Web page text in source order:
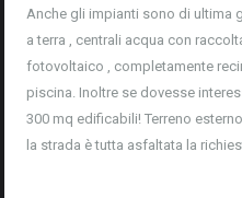
Anche gli impianti sono di ultima
a terra , centrali acqua con
fotovoltaico , completamente
piscina. Inoltre se dovesse
300 mq edificabili! Terreno
la strada è tutta asfaltata la